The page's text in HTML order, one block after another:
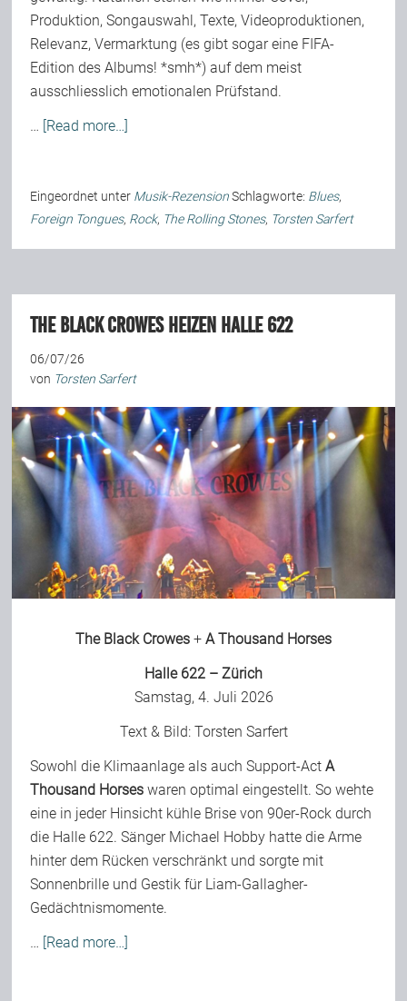
Produktion, Songauswahl, Texte, Videoproduktionen,
Relevanz, Vermarktung (es gibt sogar eine FIFA-
Edition des Albums! *smh*) auf dem meist
ausschliesslich emotionalen Prüfstand.
… [Read more…]
Eingeordnet unter Musik-Rezension Schlagworte: Blues,
Foreign Tongues, Rock, The Rolling Stones, Torsten Sarfert
The Black Crowes heizen Halle 622
06/07/26
von Torsten Sarfert
The Black Crowes + A Thousand Horses
Halle 622 – Zürich
Samstag, 4. Juli 2026
Text & Bild: Torsten Sarfert
Sowohl die Klimaanlage als auch Support-ActA
Thousand Horses waren optimal eingestellt. So wehte
eine in jeder Hinsicht kühle Brise von 90er-Rock durch
die Halle 622. Sänger Michael Hobby hatte die Arme
hinter dem Rücken verschränkt und sorgte mit
Sonnenbrille und Gestik für Liam-Gallagher-
Gedächtnismomente.
… [Read more…]